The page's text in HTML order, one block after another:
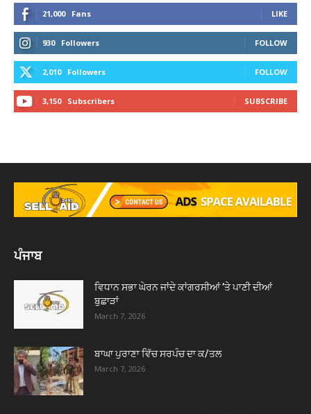
21,000 Fans LIKE
930 Followers FOLLOW
2,010 Followers FOLLOW
3,150 Subscribers SUBSCRIBE
ਪੰਜਾਬ
ਵਿਧਾਨ ਸਭਾ ਘੇਰਨ ਜਾਂਦੇ ਕਾਂਗਰਸੀਆਂ ’ਤੇ ਪਾਣੀ ਦੀਆਂ
ਬੁਛਾੜਾਂ
March 7, 2026
ਬਾਘਾ ਪੁਰਾਣਾ ਵਿੱਚ ਸਰਪੰਚ ਦਾ ਕ/ਤਲ
March 7, 2026